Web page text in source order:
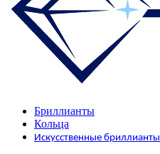
Бриллианты
Кольца
Искусственные бриллианты